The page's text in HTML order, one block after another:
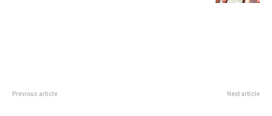
Previous article Next article